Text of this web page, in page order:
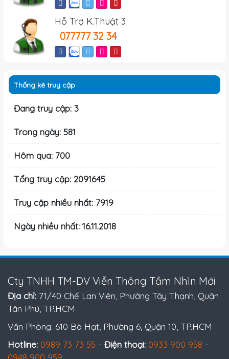
Hỗ Trợ K.Thuật 3
077777 32 34
Thống kê truy cập
Đang truy cập: 3
Trong ngày: 581
Hôm qua: 700
Tổng truy cập: 2091645
Truy cập nhiều nhất: 7919
Ngày nhiều nhất: 16.11.2018
Cty TNHH TM-DV Viễn Thông Tầm Nhìn Mới
Địa chỉ: 71/40 Chế Lan Viên, Phường Tây Thạnh, Quận
Tân Phú, TP.HCM
Văn Phòng: 610 Bà Hạt, Phường 6, Quận 10, TP.HCM
Hotline: 0989 73 73 55 - Điện thoại: 0933 900 958 -